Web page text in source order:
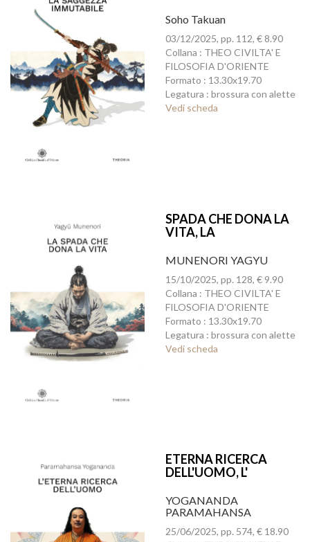
Soho Takuan
03/12/2025, pp. 112, € 8.90
Collana : THEO CIVILTA' E
FILOSOFIA D'ORIENTE
Formato : 13.30x19.70
Legatura : brossura con alette
Vedi scheda
SPADA CHE DONA LA
VITA, LA
MUNENORI YAGYU
15/10/2025, pp. 128, € 9.90
Collana : THEO CIVILTA' E
FILOSOFIA D'ORIENTE
Formato : 13.30x19.70
Legatura : brossura con alette
Vedi scheda
ETERNA RICERCA
DELL'UOMO, L'
YOGANANDA
PARAMAHANSA
25/06/2025, pp. 574, € 18.90